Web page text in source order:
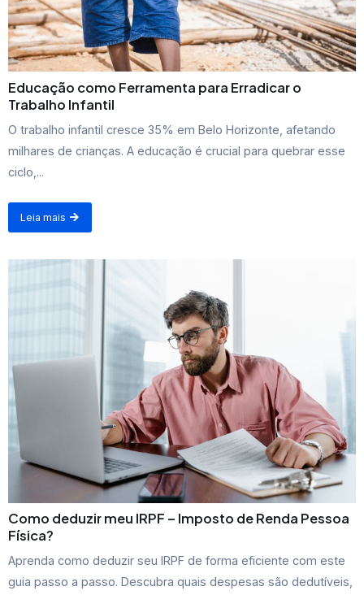
Educação como Ferramenta para Erradicar o
Trabalho Infantil
O trabalho infantil cresce 35% em Belo Horizonte, afetando
milhares de crianças. A educação é crucial para quebrar esse
ciclo,...
Leia mais
Como deduzir meu IRPF – Imposto de Renda Pessoa
Física?
Aprenda como deduzir seu IRPF de forma eficiente com este
guia passo a passo. Descubra quais despesas são dedutíveis,